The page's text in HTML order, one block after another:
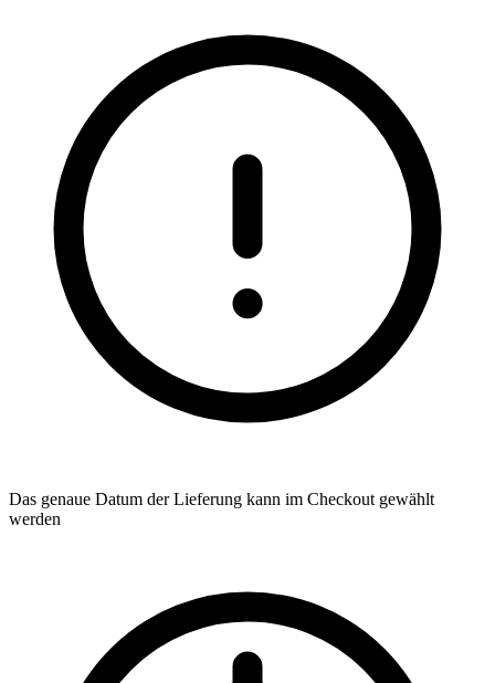
Das genaue Datum der Lieferung kann im Checkout gewählt
werden